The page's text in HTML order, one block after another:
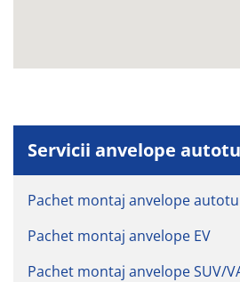
Servicii anvelope
Pachet montaj anvelope
Pachet montaj anvelope EV
Pachet montaj anvelope SUV/